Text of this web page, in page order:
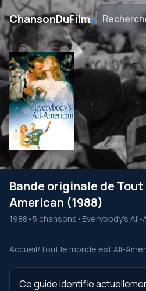
ChansonDuFilm․
Bande originale de
American (1988)
1988 •5 chansons • Everybody's All-
Accueil/Tout le monde est All-
Ce guide identifie